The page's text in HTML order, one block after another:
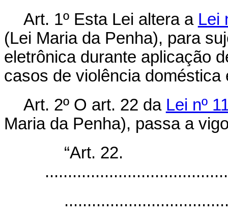
Art. 1º Esta Lei altera a Lei
(Lei Maria da Penha), para
eletrônica durante aplicação
casos de violência doméstica
Art. 2º O art. 22 da Lei nº
Maria da Penha), passa a
“Art. 22.